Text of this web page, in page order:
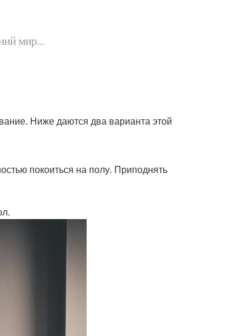
мир...
Ниже даются два варианта этой
покоиться на полу. Приподнять